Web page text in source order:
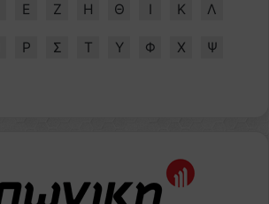
Ε Ζ Η Θ Ι Κ Λ
Ρ Σ Τ Υ Φ Χ Ψ